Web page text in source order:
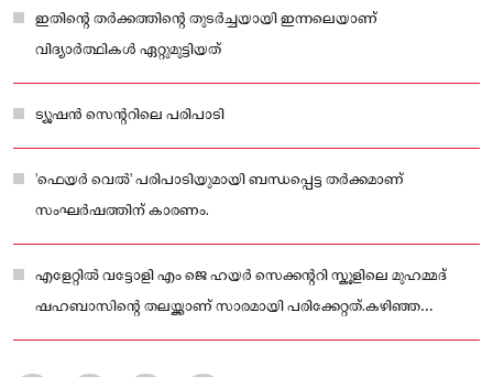
ഇതിന്റെ തർക്കത്തിന്റെ തുടർച്ചയായി ഇന്നലെയാണ്
വിദ്യാർത്ഥികൾ ഏറ്റുമുട്ടിയത്
ട്യൂഷൻ സെന്ററിലെ പരിപാടി
'ഫെയർ വെൽ' പരിപാടിയുമായി ബന്ധപ്പെട്ട തർക്കമാണ്
സംഘർഷത്തിന് കാരണം.
എളേറ്റിൽ വട്ടോളി എം ജെ ഹയർ സെക്കന്ററി സ്കൂളിലെ മുഹമ്മദ്
ഷഹബാസിന്റെ തലയ്ക്കാണ് സാരമായി പരിക്കേറ്റത്.കഴിഞ്ഞ
ഞായറാഴ്ചയായിരുന്നു സംഭവത്തിന്റെ തുടക്കം.